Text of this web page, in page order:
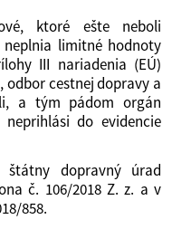
ktoré ešte neboli
neplnia limitné hodnoty
III nariadenia (EÚ)
odbor cestnej dopravy a
a tým pádom orgán
do evidencie
štátny dopravný úrad
č. 106/2018 Z. z. a v
858.